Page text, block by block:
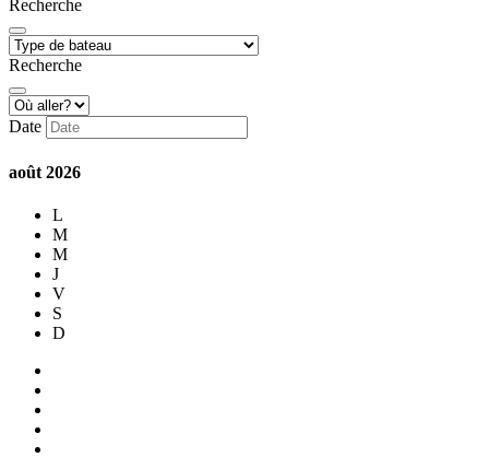
Recherche
Recherche
Date
août 2026
L
M
M
J
V
S
D